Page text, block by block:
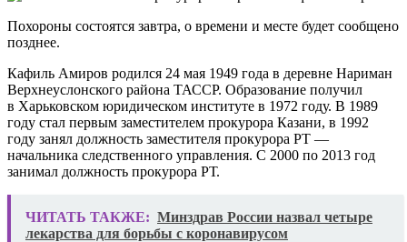
Похороны состоятся завтра, о времени и месте будет сообщено
позднее.
Кафиль Амиров родился 24 мая 1949 года в деревне Нариман
Верхнеуслонского района ТАССР. Образование получил
в Харьковском юридическом институте в 1972 году. В 1989
году стал первым заместителем прокурора Казани, в 1992
году занял должность заместителя прокурора РТ —
начальника следственного управления. С 2000 по 2013 год
занимал должность прокурора РТ.
ЧИТАТЬ ТАКЖЕ: Минздрав России назвал четыре
лекарства для борьбы с коронавирусом